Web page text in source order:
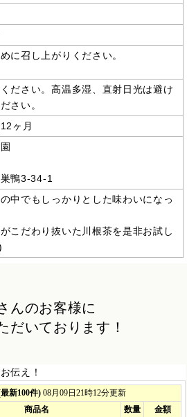
に召し上がりください。
ださい。高温多湿、直射日光は避け
さい。
ヶ月
鴨3-34-1
中でもしっかりとした味わいになっ
こだわり抜いた川根茶を是非お試し
んのお客様に
だいております！
伝え！